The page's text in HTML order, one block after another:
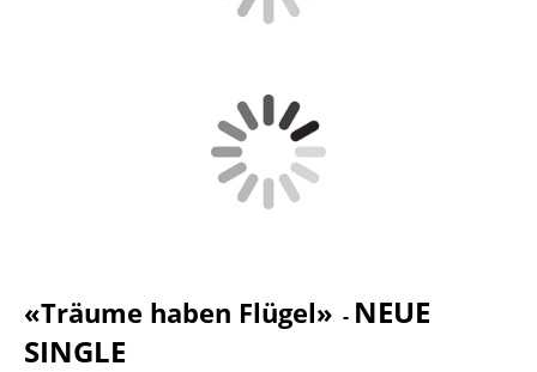
«Träume haben Flügel» - NEUE
SINGLE